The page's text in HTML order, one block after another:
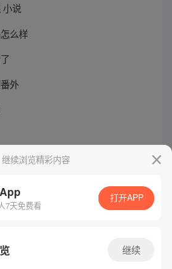
小说
么样
外
继续浏览精彩内容
7天免费看
打开APP
继续
可证号：粤B2-20090059-5
2026 Tencent. All Rights Reserved